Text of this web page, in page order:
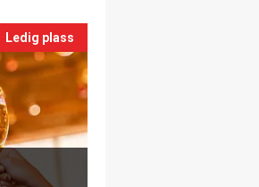
Ledig plass